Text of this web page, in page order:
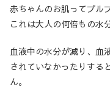
赤ちゃんのお肌ってプル
これは大人の何倍もの水
血液中の水分が減り、血
されていなかったりする
ん。